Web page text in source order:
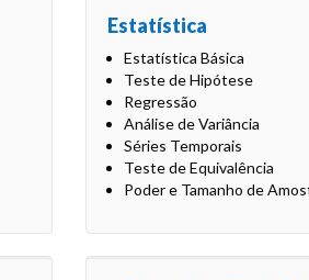
Estatística
Estatística Básica
Teste de Hipótese
Regressão
Análise de Variância
Séries Temporais
Teste de Equivalência
Poder e Tamanho de